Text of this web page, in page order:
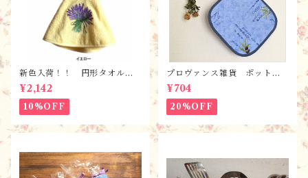
新色入荷！！ 円形タオル・
ラヴァンド【全６色】 / フ
ランスTisssus-Toselli社 フ
ランスのお土産
¥2,142
10%OFF
プロヴァンス雑貨 ポットマ
ット・鍋つかみ／ オリー
ブ・ブルー/ フランス・ランソ
レイヤード社
¥704
20%OFF